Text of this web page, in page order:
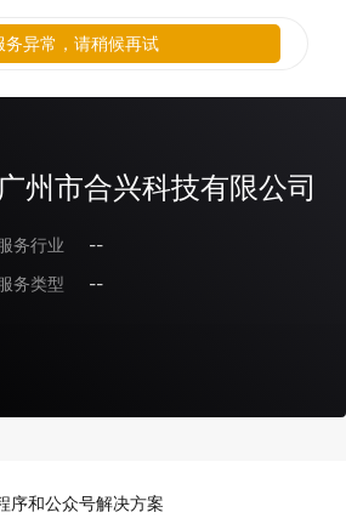
广州市合兴科技有限公司
务行业
--
务类型
--
序和公众号解决方案
务异常，请稍候再试